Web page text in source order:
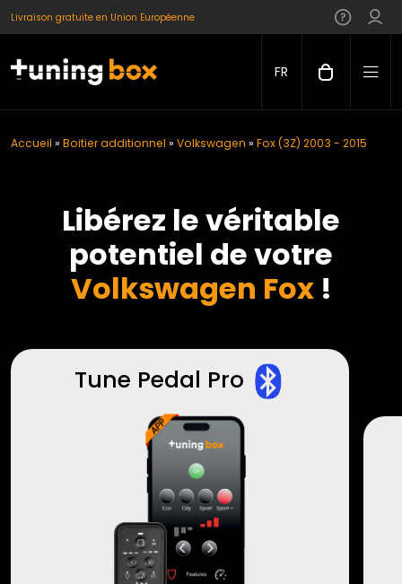
Livraison gratuite en Union Européenne
FR
Accueil » Boitier additionnel » Volkswagen » Fox (3Z) 2003 - 2015
Libérez le véritable
potentiel de votre
Volkswagen Fox!
Tune Pedal Pro